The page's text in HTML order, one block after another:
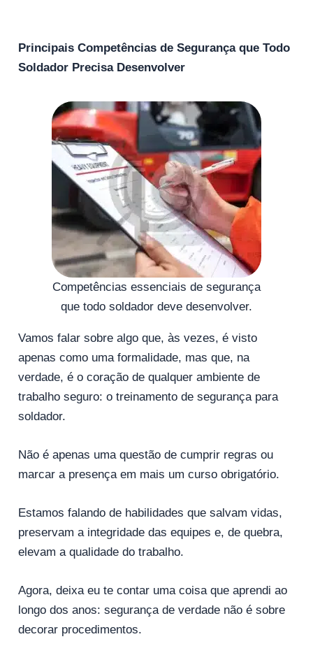
Principais Competências de Segurança que Todo
Soldador Precisa Desenvolver
Competências essenciais de segurança
que todo soldador deve desenvolver.
Vamos falar sobre algo que, às vezes, é visto
apenas como uma formalidade, mas que, na
verdade, é o coração de qualquer ambiente de
trabalho seguro: o treinamento de segurança para
soldador.
Não é apenas uma questão de cumprir regras ou
marcar a presença em mais um curso obrigatório.
Estamos falando de habilidades que salvam vidas,
preservam a integridade das equipes e, de quebra,
elevam a qualidade do trabalho.
Agora, deixa eu te contar uma coisa que aprendi ao
longo dos anos: segurança de verdade não é sobre
decorar procedimentos.